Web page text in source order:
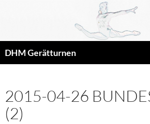
DHM Gerätturnen
2015-04-26
(2)